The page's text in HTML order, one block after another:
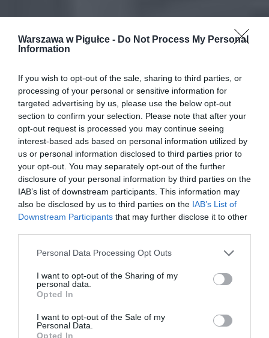
Warszawa w Pigułce - Do Not Process My Personal
Information
If you wish to opt-out of the sale, sharing to third parties, or
processing of your personal or sensitive information for
targeted advertising by us, please use the below opt-out
section to confirm your selection. Please note that after your
opt-out request is processed you may continue seeing
interest-based ads based on personal information utilized by
us or personal information disclosed to third parties prior to
your opt-out. You may separately opt-out of the further
disclosure of your personal information by third parties on the
IAB’s list of downstream participants. This information may
also be disclosed by us to third parties on the IAB’s List of
Downstream Participants that may further disclose it to other
Personal Data Processing Opt Outs
I want to opt-out of the Sharing of my
personal data.
Opted In
I want to opt-out of the Sale of my
Personal Data.
Opted In